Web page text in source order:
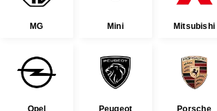
MG Mini Mitsubishi